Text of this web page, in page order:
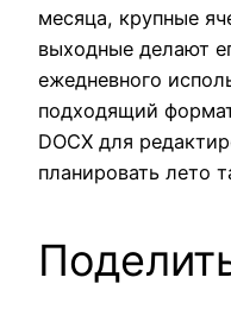
месяца, крупные
выходные делают
ежедневного
подходящий
DOCX для
планировать лето